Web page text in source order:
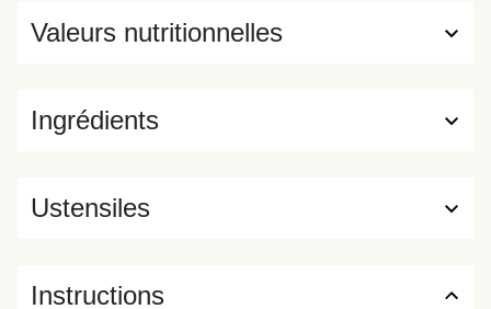
Ingrédients
Valeurs nutritionnelles
Ustensiles
Instructions